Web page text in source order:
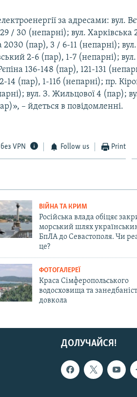
за адресами: вул.
/ 30 (непарні); вул. Харківська
(пар), 3 / 6-11 (непарні);
2-6 (пар), 1-7 (непарні);
136-148 (пар), 121-131
14 (пар), 1-11б (непарні); пр.
вул. З. Жильцової 4 (пар);
– йдеться в повідомленні.
VPN Follow us Print
ВІЙНА ТА КРИМ
Російська влада обіцяє
морський шлях
БпЛА до Севастополя. Чи
це?
ФОТОГАЛЕРЕЇ
Краса Сімферопольського
водосховища та
довкола
ДОЛУЧАЙСЯ!